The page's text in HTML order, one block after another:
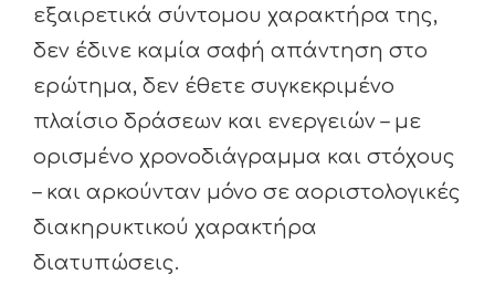
εξαιρετικά σύντομου χαρακτήρα της,
δεν έδινε καμία σαφή απάντηση στο
ερώτημα, δεν έθετε συγκεκριμένο
πλαίσιο δράσεων και ενεργειών – με
ορισμένο χρονοδιάγραμμα και στόχους
– και αρκούνταν μόνο σε αοριστολογικές
διακηρυκτικού χαρακτήρα
διατυπώσεις.